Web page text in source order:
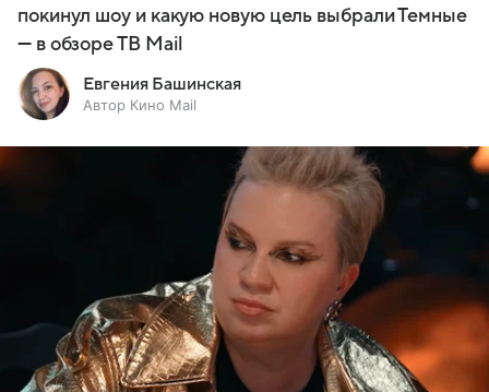
покинул шоу и какую новую цель выбрали Темные
— в обзоре ТВ Mail
Евгения Башинская
Автор Кино Mail